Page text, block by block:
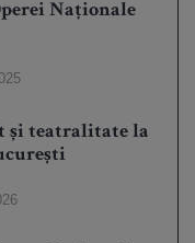
Naționale
și teatralitate la